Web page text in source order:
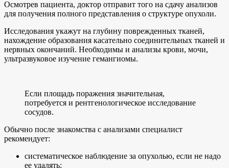
Осмотрев пациента, доктор отправит того на сдачу анализов
для получения полного представления о структуре опухоли.
Исследования укажут на глубину поврежденных тканей,
нахождение образования касательно соединительных тканей и
нервных окончаний. Необходимы и анализы крови, мочи,
ультразвуковое изучение гемангиомы.
Если площадь поражения значительная,
потребуется и рентгенологическое исследование
сосудов.
Обычно после знакомства с анализами специалист
рекомендует:
систематическое наблюдение за опухолью, если не надо
ее удалять;